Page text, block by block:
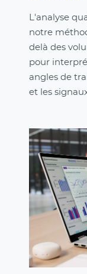
L'analyse
notre
delà des
pour
angles de
et les